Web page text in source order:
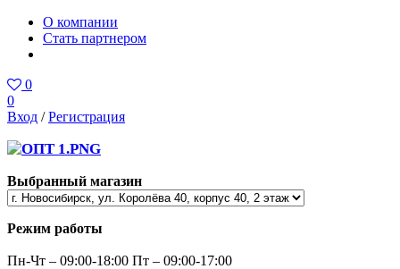
О компании
Стать партнером
0
0
Вход /Регистрация
Выбранный магазин
Режим работы
Пн-Чт – 09:00-18:00 Пт – 09:00-17:00